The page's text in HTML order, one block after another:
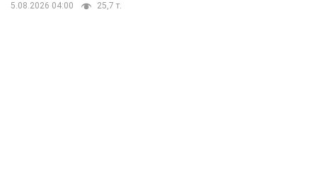
5.08.2026 04:00 25,7 т.